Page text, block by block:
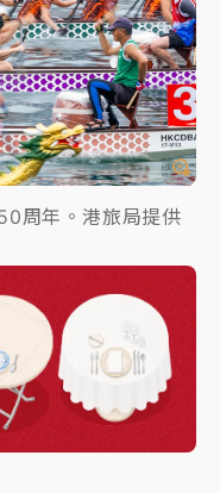
周年。港旅局提供